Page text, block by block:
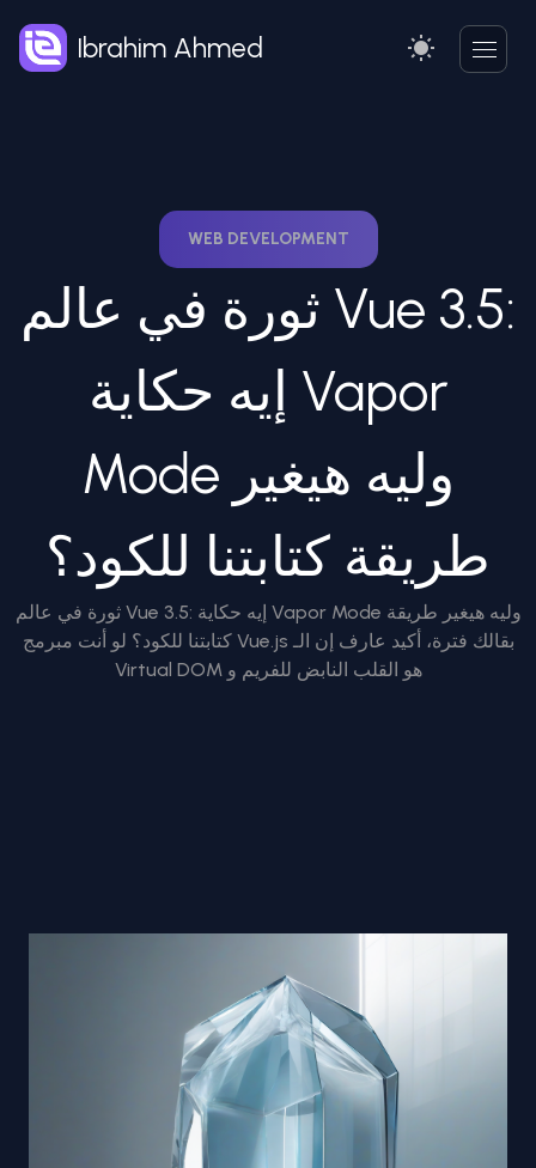
Ibrahim Ahmed
WEB DEVELOPMENT
ثورة في عالم Vue 3.5:
إيه حكاية Vapor
Mode وليه هيغير
طريقة كتابتنا للكود؟
ثورة في عالم Vue 3.5: إيه حكاية Vapor Mode وليه هيغير طريقة
كتابتنا للكود؟ لو أنت مبرمج Vue.js بقالك فترة، أكيد عارف إن الـ
Virtual DOM هو القلب النابض للفريم و